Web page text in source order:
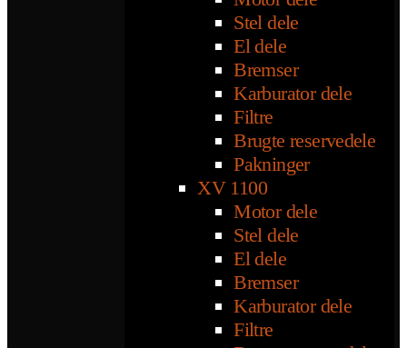
Stel dele
El dele
Bremser
Karburator dele
Filtre
Brugte reservedele
Pakninger
XV 1100
Motor dele
Stel dele
El dele
Bremser
Karburator dele
Filtre